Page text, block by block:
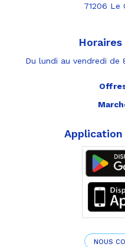
71206 Le
Du lundi au vendredi de
NOUS